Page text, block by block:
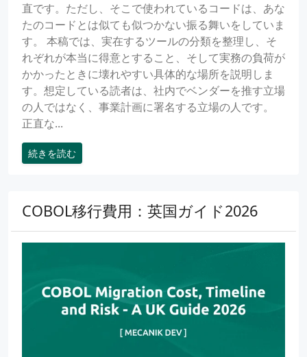
直です。ただし、そこで使われているコードは、あな
たのコードとは似ても似つかない振る舞いをしていま
す。 本稿では、実在するツールの分類を整理し、そ
れぞれが本当に得意とすること、そして実務の負荷が
かかったときに壊れやすい具体的な場所を説明しま
す。想定している読者は、社内でベンダーを推す立場
の人ではなく、事業計画に署名する立場の人です。
正直な...
続きを読む
COBOL移行費用：英国ガイド2026